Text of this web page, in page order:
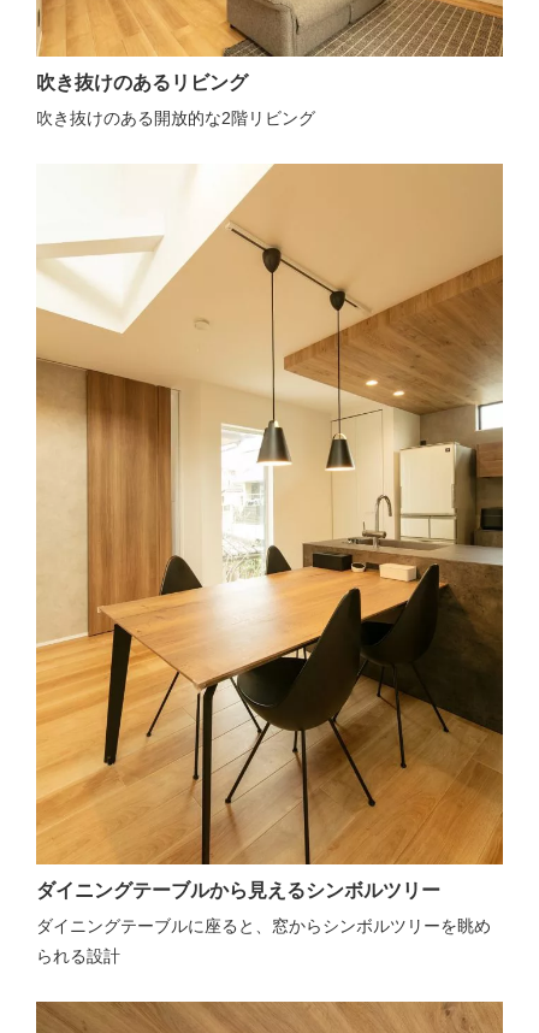
吹き抜けのあるリビング
吹き抜けのある開放的な2階リビング
ダイニングテーブルから見えるシンボルツリー
ダイニングテーブルに座ると、窓からシンボルツリーを眺め
られる設計